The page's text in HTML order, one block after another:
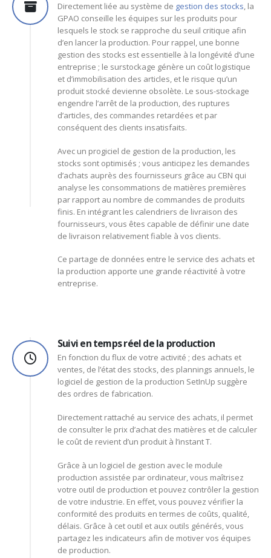
Directement liée au système de gestion des stocks, la
GPAO conseille les équipes sur les produits pour
lesquels le stock se rapproche du seuil critique afin
d’en lancer la production. Pour rappel, une bonne
gestion des stocks est essentielle à la longévité d’une
entreprise ; le surstockage génère un coût logistique
et d’immobilisation des articles, et le risque qu’un
produit stocké devienne obsolète. Le sous-stockage
engendre l’arrêt de la production, des ruptures
d’articles, des commandes retardées et par
conséquent des clients insatisfaits.
Avec un progiciel de gestion de la production, les
stocks sont optimisés ; vous anticipez les demandes
d’achats auprès des fournisseurs grâce au CBN qui
analyse les consommations de matières premières
par rapport au nombre de commandes de produits
finis. En intégrant les calendriers de livraison des
fournisseurs, vous êtes capable de définir une date
de livraison relativement fiable à vos clients.
Ce partage de données entre le service des achats et
la production apporte une grande réactivité à votre
entreprise.
Suivi en temps réel de la production
En fonction du flux de votre activité ; des achats et
ventes, de l’état des stocks, des plannings annuels, le
logiciel de gestion de la production SetInUp suggère
des ordres de fabrication.
Directement rattaché au service des achats, il permet
de consulter le prix d’achat des matières et de calculer
le coût de revient d’un produit à l’instant T.
Grâce à un logiciel de gestion avec le module
production assistée par ordinateur, vous maîtrisez
votre outil de production et pouvez contrôler la gestion
de votre industrie. En effet, vous pouvez vérifier la
conformité des produits en termes de coûts, qualité,
délais. Grâce à cet outil et aux outils générés, vous
partagez les indicateurs afin de motiver vos équipes
de production.